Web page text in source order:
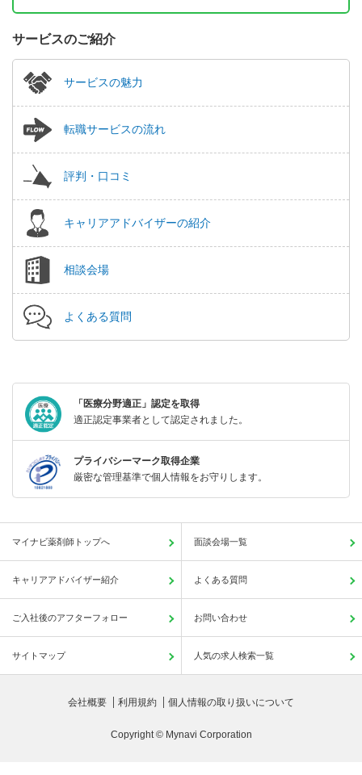
サービスのご紹介
サービスの魅力
転職サービスの流れ
評判・口コミ
キャリアアドバイザーの紹介
相談会場
よくある質問
「医療分野適正」認定を取得
適正認定事業者として認定されました。
プライバシーマーク取得企業
厳密な管理基準で個人情報をお守りします。
マイナビ薬剤師トップへ 面談会場一覧
キャリアアドバイザー紹介 よくある質問
ご入社後のアフターフォロー お問い合わせ
サイトマップ 人気の求人検索一覧
会社概要 利用規約 個人情報の取り扱いについて
Copyright © Mynavi Corporation